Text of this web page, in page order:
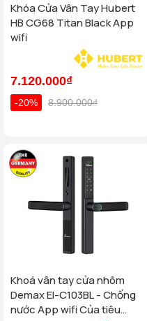
Khóa Cửa Vân Tay Hubert
HB CG68 Titan Black App
wifi
7.120.000₫
-20% 8.900.000₫
Khoá vân tay cửa nhôm
Demax El-C103BL - Chống
nước App wifi Của tiêu